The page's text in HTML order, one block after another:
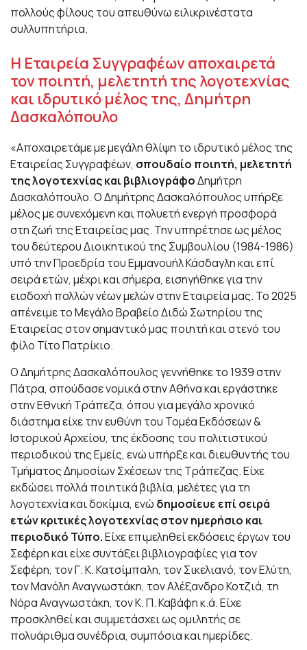
πολλούς φίλους του απευθύνω ειλικρινέστατα
συλλυπητήρια.
Η Εταιρεία Συγγραφέων αποχαιρετά
τον ποιητή, μελετητή της λογοτεχνίας
και ιδρυτικό μέλος της, Δημήτρη
Δασκαλόπουλο
«Αποχαιρετάμε με μεγάλη θλίψη το ιδρυτικό μέλος της
Εταιρείας Συγγραφέων, σπουδαίο ποιητή, μελετητή
της λογοτεχνίας και βιβλιογράφοΔημήτρη
Δασκαλόπουλο. Ο Δημήτρης Δασκαλόπουλος υπήρξε
μέλος με συνεχόμενη και πολυετή ενεργή προσφορά
στη ζωή της Εταιρείας μας. Την υπηρέτησε ως μέλος
του δεύτερου Διοικητικού της Συμβουλίου (1984-1986)
υπό την Προεδρία του Εμμανουήλ Κάσδαγλη και επί
σειρά ετών, μέχρι και σήμερα, εισηγήθηκε για την
εισδοχή πολλών νέων μελών στην Εταιρεία μας. Το 2025
απένειμε το Μεγάλο Βραβείο Διδώ Σωτηρίου της
Εταιρείας στον σημαντικό μας ποιητή και στενό του
φίλο Τίτο Πατρίκιο.
Ο Δημήτρης Δασκαλόπουλος γεννήθηκε το 1939 στην
Πάτρα, σπούδασε νομικά στην Αθήνα και εργάστηκε
στην Εθνική Τράπεζα, όπου για μεγάλο χρονικό
διάστημα είχε την ευθύνη του Τομέα Εκδόσεων &
Ιστορικού Αρχείου, της έκδοσης του πολιτιστικού
περιοδικού της Εμείς, ενώ υπήρξε και διευθυντής του
Τμήματος Δημοσίων Σχέσεων της Τράπεζας. Είχε
εκδώσει πολλά ποιητικά βιβλία, μελέτες για τη
λογοτεχνία και δοκίμια, ενώ δημοσίευε επί σειρά
ετών κριτικές λογοτεχνίας στον ημερήσιο και
περιοδικό Τύπο.Είχε επιμεληθεί εκδόσεις έργων του
Σεφέρη και είχε συντάξει βιβλιογραφίες για τον
Σεφέρη, τον Γ. Κ. Κατσίμπαλη, τον Σικελιανό, τον Ελύτη,
τον Μανόλη Αναγνωστάκη, τον Αλέξανδρο Κοτζιά, τη
Νόρα Αναγνωστάκη, τον Κ. Π. Καβάφη κ.ά. Είχε
προσκληθεί και συμμετάσχει ως ομιλητής σε
πολυάριθμα συνέδρια, συμπόσια και ημερίδες.